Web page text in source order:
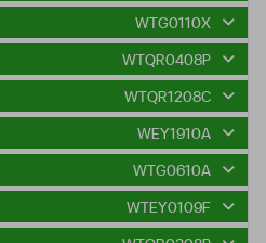
WTG0110X
WTQR0408P
WTQR1208C
WEY1910A
WTG0610A
WTEY0109F